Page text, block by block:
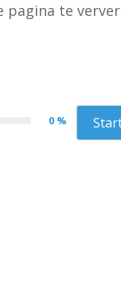
pagina te
0 %